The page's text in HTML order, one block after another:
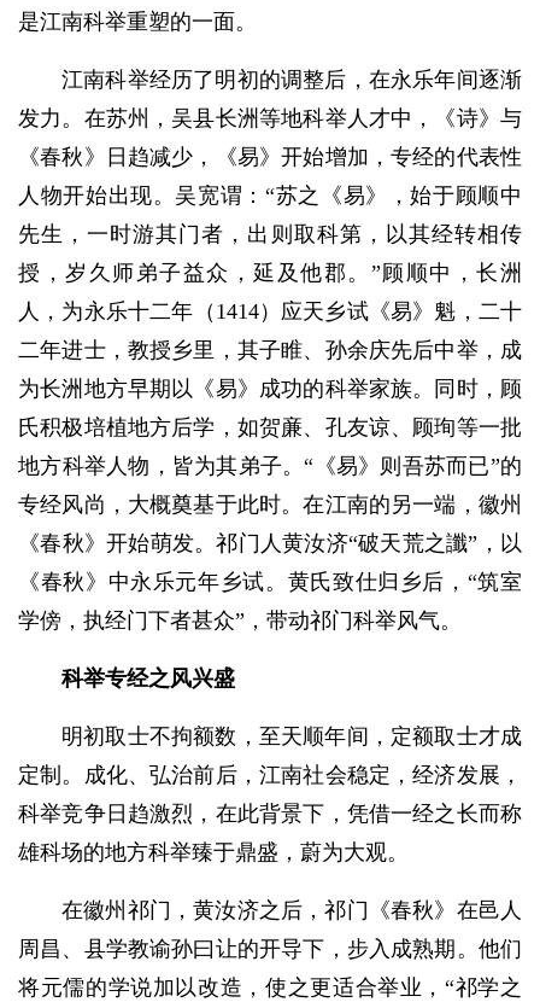
是江南科举重塑的一面。
江南科举经历了明初的调整后，在永乐年间逐渐
发力。在苏州，吴县长洲等地科举人才中，《诗》与
《春秋》日趋减少，《易》开始增加，专经的代表性
人物开始出现。吴宽谓：“苏之《易》，始于顾顺中
先生，一时游其门者，出则取科第，以其经转相传
授，岁久师弟子益众，延及他郡。”顾顺中，长洲
人，为永乐十二年（1414）应天乡试《易》魁，二十
二年进士，教授乡里，其子睢、孙余庆先后中举，成
为长洲地方早期以《易》成功的科举家族。同时，顾
氏积极培植地方后学，如贺亷、孔友谅、顾珣等一批
地方科举人物，皆为其弟子。“《易》则吾苏而已”的
专经风尚，大概奠基于此时。在江南的另一端，徽州
《春秋》开始萌发。祁门人黄汝济“破天荒之讖”，以
《春秋》中永乐元年乡试。黄氏致仕归乡后，“筑室
学傍，执经门下者甚众”，带动祁门科举风气。
科举专经之风兴盛
明初取士不拘额数，至天顺年间，定额取士才成
定制。成化、弘治前后，江南社会稳定，经济发展，
科举竞争日趋激烈，在此背景下，凭借一经之长而称
雄科场的地方科举臻于鼎盛，蔚为大观。
在徽州祁门，黄汝济之后，祁门《春秋》在邑人
周昌、县学教谕孙曰让的开导下，步入成熟期。他们
将元儒的学说加以改造，使之更适合举业，“祁学之